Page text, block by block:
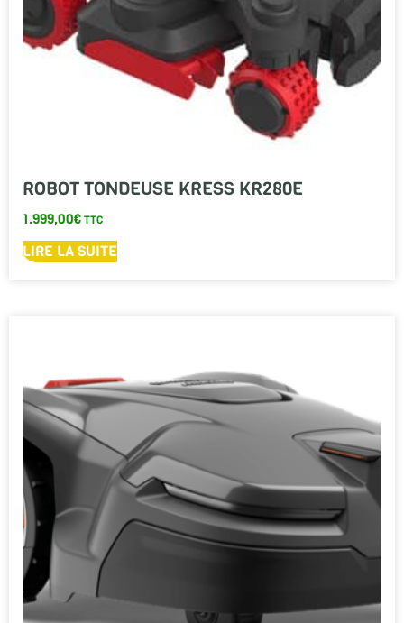
ROBOT TONDEUSE KRESS KR280E
1.999,00€TTC
LIRE LA SUITE